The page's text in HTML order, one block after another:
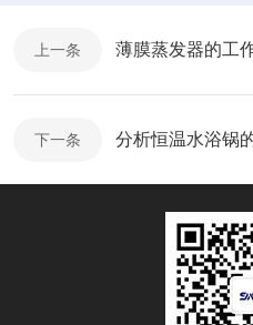
上一条 薄膜蒸发器的工
下一条 分析恒温水浴锅